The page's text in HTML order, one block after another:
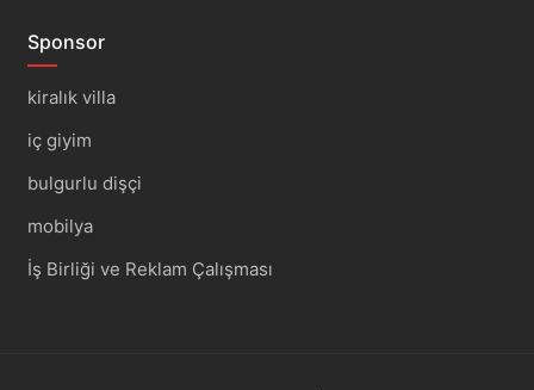
Sponsor
kiralık villa
iç giyim
bulgurlu dişçi
mobilya
İş Birliği ve Reklam Çalışması